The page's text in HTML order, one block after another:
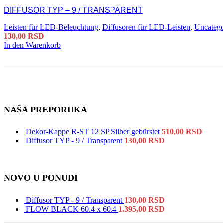
DIFFUSOR TYP – 9 / TRANSPARENT
Leisten für LED-Beleuchtung, Diffusoren für LED-Leisten,
130,00 RSD
In den Warenkorb
NAŠA PREPORUKA
Dekor-Kappe R-ST 12 SP Silber gebürstet 510,00 RSD
Diffusor TYP - 9 / Transparent 130,00 RSD
NOVO U PONUDI
Diffusor TYP - 9 / Transparent 130,00 RSD
FLOW BLACK 60.4 x 60.4 1.395,00 RSD